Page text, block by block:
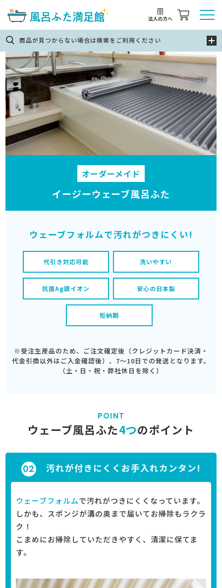
商品が見つからない場合は検索をご利用ください
オーダーメイド
イージーウェーブ風呂ふた
ウェーブフォルムで汚れがつきにくい!
代引き対応可能 洗いやすい
抗菌Ag銀イオン 安心の日本製
短納期
※受注生産品のため、ご注文確定後（クレジットカード決済・
代金引換以外はご入金確認後）、7～10日での発送となります。
（土・日・祝・弊社休日を除く）
POINT
ウェーブ風呂ふた4つのポイント
汚れが付きにくくお手入れカンタン!
ウェーブフォルムで汚れがつきにくくなっています。
しかも、スポンジが溝の奥まで届いてお掃除もラクラ
ク！
こまめにお掃除していただきやすく、清潔に保てま
す。